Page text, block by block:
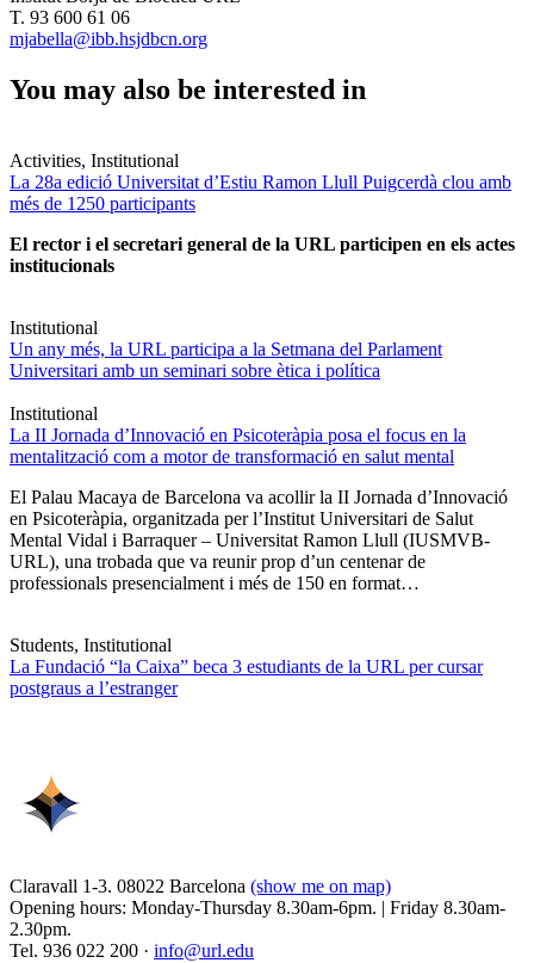
T. 93 600 61 06
mjabella@ibb.hsjdbcn.org
You may also be interested in
Activities, Institutional
La 28a edició Universitat d’Estiu Ramon Llull Puigcerdà clou amb
més de 1250 participants
El rector i el secretari general de la URL participen en els actes
institucionals
Institutional
Un any més, la URL participa a la Setmana del Parlament
Universitari amb un seminari sobre ètica i política
Institutional
La II Jornada d’Innovació en Psicoteràpia posa el focus en la
mentalització com a motor de transformació en salut mental
El Palau Macaya de Barcelona va acollir la II Jornada d’Innovació
en Psicoteràpia, organitzada per l’Institut Universitari de Salut
Mental Vidal i Barraquer – Universitat Ramon Llull (IUSMVB-
URL), una trobada que va reunir prop d’un centenar de
professionals presencialment i més de 150 en format…
Students, Institutional
La Fundació “la Caixa” beca 3 estudiants de la URL per cursar
postgraus a l’estranger
Claravall 1-3. 08022 Barcelona (show me on map)
Opening hours: Monday-Thursday 8.30am-6pm. | Friday 8.30am-
2.30pm.
Tel. 936 022 200 · info@url.edu